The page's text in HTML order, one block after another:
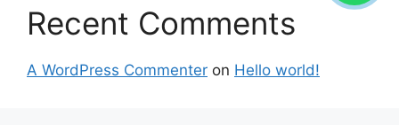
Recent Comments
A WordPress Commenter on Hello world!